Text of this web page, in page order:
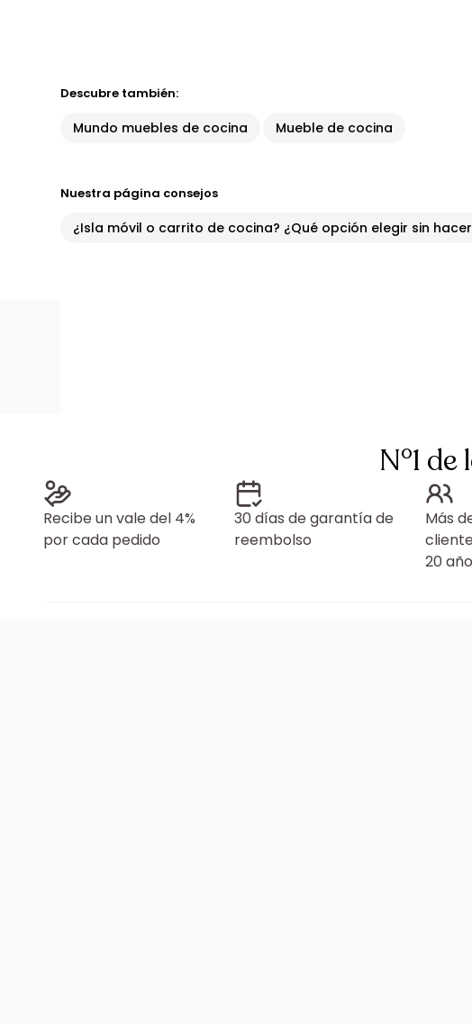
Descubre también:
Mundo muebles de cocina Mueble de cocina
Nuestra página consejos
¿Isla móvil o carrito de cocina? ¿Qué opción elegir sin
N°1
Recibe un vale del 4%
por cada pedido
30 días de garantía de
reembolso
Más
20